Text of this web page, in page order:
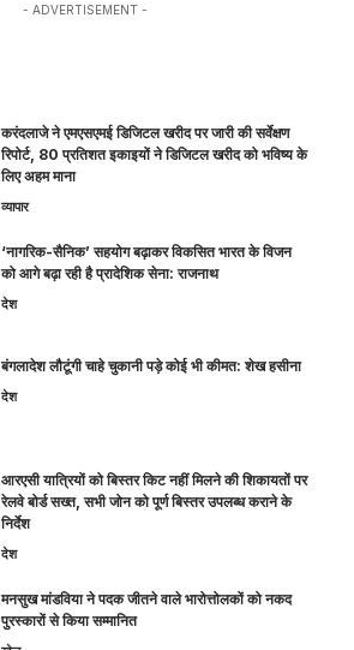
- ADVERTISEMENT -
करंदलाजे ने एमएसएमई डिजिटल खरीद पर जारी की सर्वेक्षण
रिपोर्ट, 80 प्रतिशत इकाइयों ने डिजिटल खरीद को भविष्य के
लिए अहम माना
व्यापार
‘नागरिक-सैनिक’ सहयोग बढ़ाकर विकसित भारत के विजन
को आगे बढ़ा रही है प्रादेशिक सेना: राजनाथ
देश
बंगलादेश लौटूंगी चाहे चुकानी पड़े कोई भी कीमत: शेख हसीना
देश
आरएसी यात्रियों को बिस्तर किट नहीं मिलने की शिकायतों पर
रेलवे बोर्ड सख्त, सभी जोन को पूर्ण बिस्तर उपलब्ध कराने के
निर्देश
देश
मनसुख मांडविया ने पदक जीतने वाले भारोत्तोलकों को नकद
पुरस्कारों से किया सम्मानित